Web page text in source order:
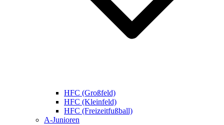
HFC (Großfeld)
HFC (Kleinfeld)
HFC (Freizeitfußball)
A-Junioren